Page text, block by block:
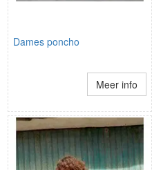
Dames poncho
Meer info